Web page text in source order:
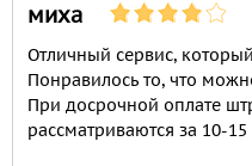
миха
Отличный сервис,
Понравилось то, что
При досрочной оплате
рассматриваются за 10-15